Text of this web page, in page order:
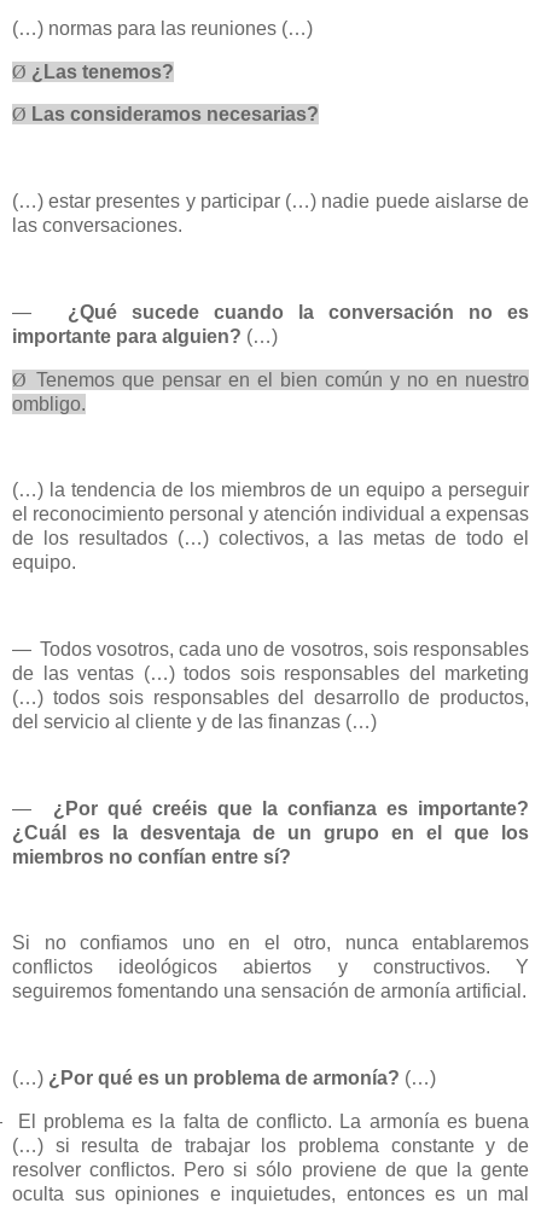
(…) normas para las reuniones (…)
Ø ¿Las tenemos?
Ø Las consideramos necesarias?
(…) estar presentes y participar (…) nadie puede aislarse de
las conversaciones.
—
¿Qué sucede cuando la conversación no es
importante para alguien? (…)
Ø Tenemos que pensar en el bien común y no en nuestro
ombligo.
(…) la tendencia de los miembros de un equipo a perseguir
el reconocimiento personal y atención individual a expensas
de los resultados (…) colectivos, a las metas de todo el
equipo.
— Todos vosotros, cada uno de vosotros, sois responsables
de las ventas (…) todos sois responsables del marketing
(…) todos sois responsables del desarrollo de productos,
del servicio al cliente y de las finanzas (…)
—
¿Por qué creéis que la confianza es importante?
¿Cuál es la desventaja de un grupo en el que los
miembros no confían entre sí?
Si no confiamos uno en el otro, nunca entablaremos
conflictos ideológicos abiertos y constructivos. Y
seguiremos fomentando una sensación de armonía artificial.
(…) ¿Por qué es un problema de armonía? (…)
El problema es la falta de conflicto. La armonía es buena
(…) si resulta de trabajar los problema constante y de
resolver conflictos. Pero si sólo proviene de que la gente
oculta sus opiniones e inquietudes, entonces es un mal